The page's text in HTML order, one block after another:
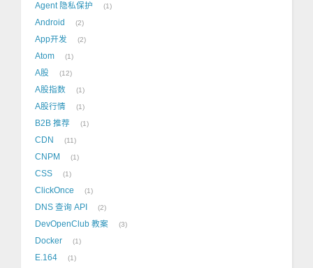
Agent 隐私保护 1
Android 2
App开发 2
Atom 1
A股 12
A股指数 1
A股行情 1
B2B 推荐 1
CDN 11
CNPM 1
CSS 1
ClickOnce 1
DNS 查询 API 2
DevOpenClub 教案 3
Docker 1
E.164 1